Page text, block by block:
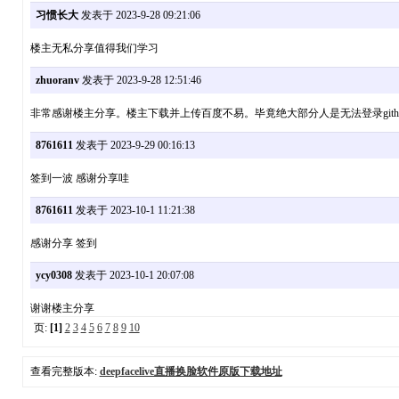
习惯长大发表于 2023-9-28 09:21:06
楼主无私分享值得我们学习
zhuoranv发表于 2023-9-28 12:51:46
非常感谢楼主分享。楼主下载并上传百度不易。毕竟绝大部分人是无法登录
8761611发表于 2023-9-29 00:16:13
签到一波 感谢分享哇
8761611发表于 2023-10-1 11:21:38
感谢分享 签到
ycy0308发表于 2023-10-1 20:07:08
谢谢楼主分享
页: [1] 2 3 4 5 6 7 8 9 10
查看完整版本: deepfacelive直播换脸软件原版下载地址